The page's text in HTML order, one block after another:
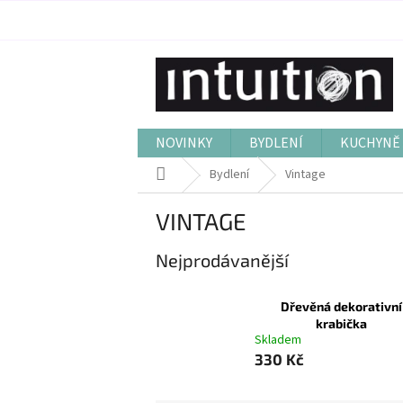
NOVINKY BYDLENÍ
Domů Bydlení Vintage
VINTAGE
Nejprodávanější
Dřevěná dekorativní
krabička
Skladem
330 Kč